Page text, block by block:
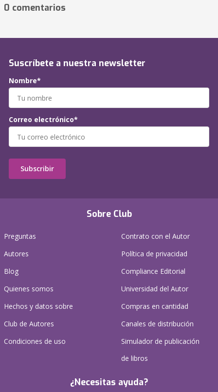
0 comentarios
Sobre Club
Preguntas
Autores
Blog
Quienes somos
Hechos y datos sobre
Club de Autores
Condiciones de uso
Contrato con el Autor
Política de privacidad
Compliance Editorial
Universidad del Autor
Compras en cantidad
Canales de distribución
Simulador de publicación
de libros
¿Necesitas ayuda?
Suscríbete a nuestra newsletter
Nombre*
Correo electrónico*
Subscribir